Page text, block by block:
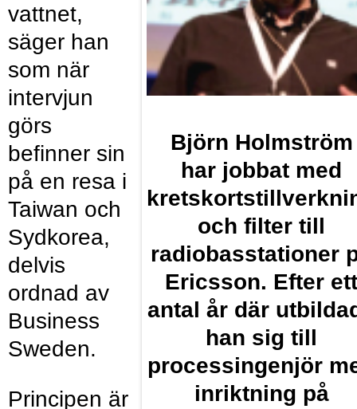
Björn Holmström
har jobbat med
och filter till
radiobasstationer
Ericsson. Efter ett
antal år där
han sig till
processingenjör
inriktning på
vattnet,
säger han
som när
intervjun
görs
befinner sin
på en resa i
Taiwan och
Sydkorea,
delvis
ordnad av
Business
Sweden.
Principen är